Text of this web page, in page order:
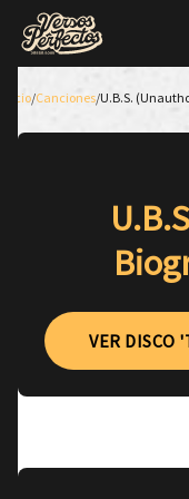
Inicio/Canciones/U.B.S.
VER DISCO